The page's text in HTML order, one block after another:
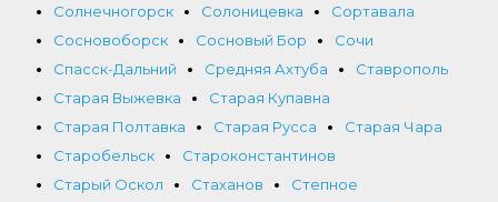
Солнечногорск
Солоницевка
Сортавала
Сосновоборск
Сосновый Бор
Сочи
Спасск-Дальний
Средняя Ахтуба
Ставрополь
Старая Выжевка
Старая Купавна
Старая Полтавка
Старая Русса
Старая Чара
Старобельск
Староконстантинов
Старый Оскол
Стаханов
Степное